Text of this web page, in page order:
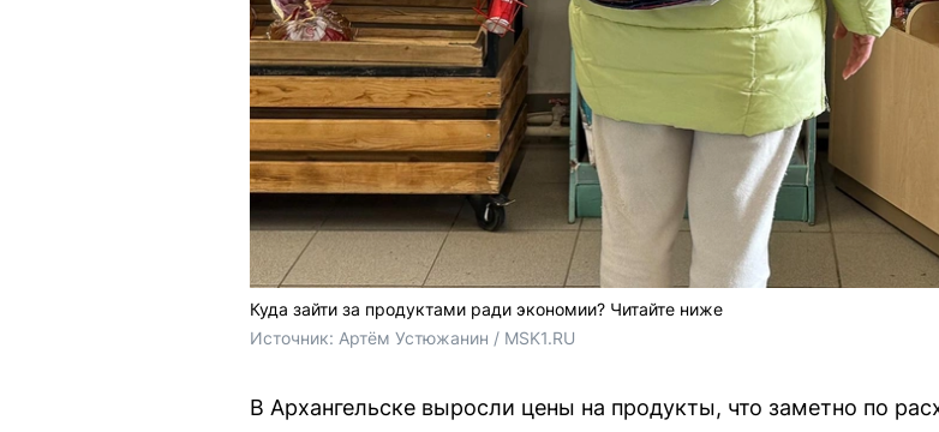
Куда зайти за продуктами ради экономии? Читайте ниже
Источник: Артём Устюжанин / MSK1.RU
В Архангельске выросли цены на продукты, что заметно по